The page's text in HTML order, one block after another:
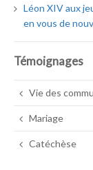
Léon XIV aux
en vous de
Témoignages
Vie des
Mariage
Catéchèse